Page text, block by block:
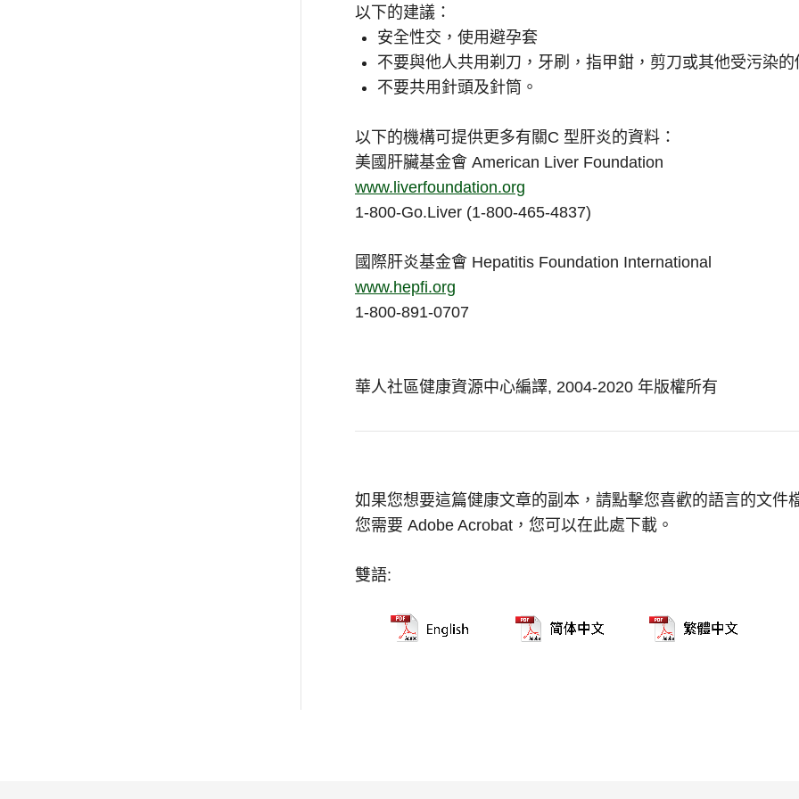
以下的建議：
安全性交，使用避孕套
不要與他人共用剃刀，牙刷，指甲鉗，剪刀或其他受污染的
不要共用針頭及針筒。
以下的機構可提供更多有關C 型肝炎的資料：
美國肝臟基金會 American Liver Foundation
www.liverfoundation.org
1-800-Go.Liver (1-800-465-4837)
國際肝炎基金會 Hepatitis Foundation International
www.hepfi.org
1-800-891-0707
華人社區健康資源中心編譯, 2004-2020 年版權所有
如果您想要這篇健康文章的副本，請點擊您喜歡的語言的文件
您需要 Adobe Acrobat，您可以在此處下載。
雙語: